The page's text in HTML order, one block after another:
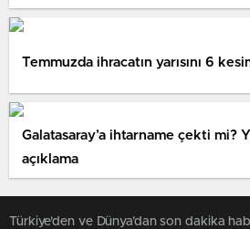
Temmuzda ihracatın yarısını 6
Galatasaray’a ihtarname çekti mi?
açıklama
Türkiye'den ve Dünya’dan son dakika